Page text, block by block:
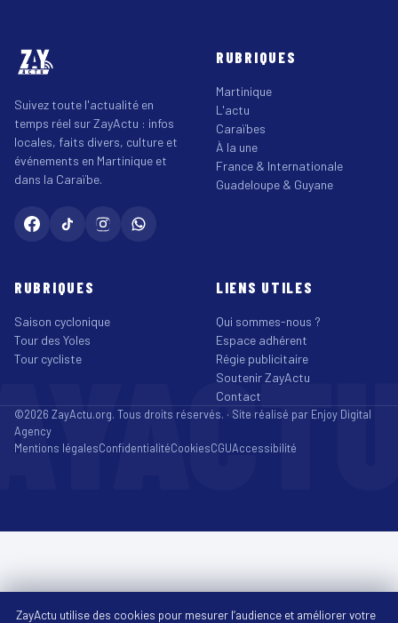
Suivez toute l'actualité en
temps réel sur ZayActu : infos
locales, faits divers, culture et
événements en Martinique et
dans la Caraïbe.
RUBRIQUES
Martinique
L'actu
Caraïbes
À la une
France & Internationale
Guadeloupe & Guyane
RUBRIQUES
Saison cyclonique
Tour des Yoles
Tour cycliste
LIENS UTILES
Qui sommes-nous ?
Espace adhérent
Régie publicitaire
Soutenir ZayActu
Contact
©2026 ZayActu.org. Tous droits réservés. · Site réalisé par Enjoy Digital
Agency
Mentions légalesConfidentialitéCookiesCGUAccessibilité
ZayActu utilise des cookies pour mesurer l’audience et améliorer votre